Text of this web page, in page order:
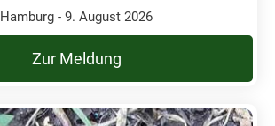
Hamburg - 9. August 2026
Zur Meldung